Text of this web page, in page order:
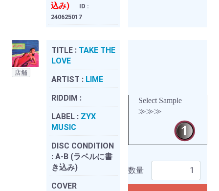
込み)
ID :
240625017
店舗
TITLE : TAKE THE
LOVE
ARTIST : LIME
RIDDIM :
LABEL : ZYX
MUSIC
DISC CONDITION
: A-B (ラベルに書
き込み)
COVER
Select Sample
≫≫≫
数量